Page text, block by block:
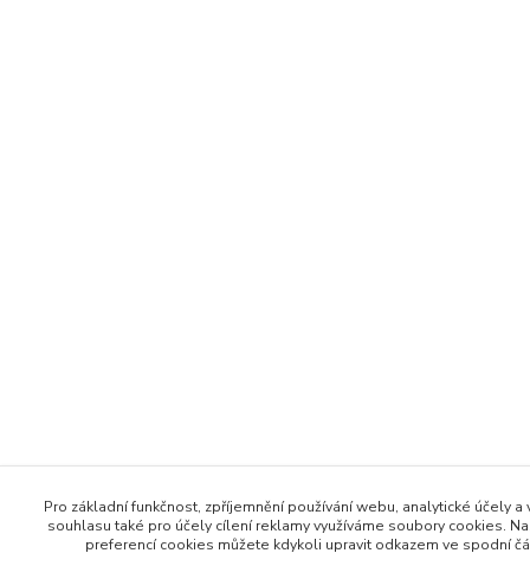
Pro základní funkčnost, zpříjemnění používání webu, analytické účely
souhlasu také pro účely cílení reklamy využíváme soubory cookies.
preferencí cookies můžete kdykoli upravit odkazem ve spodní